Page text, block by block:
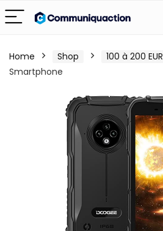
Home Shop 100 à 200 EUR
Smartphone